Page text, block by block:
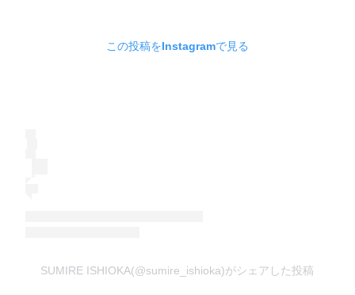
この投稿をInstagramで見る
SUMIRE ISHIOKA(@sumire_ishioka)がシェアした投稿